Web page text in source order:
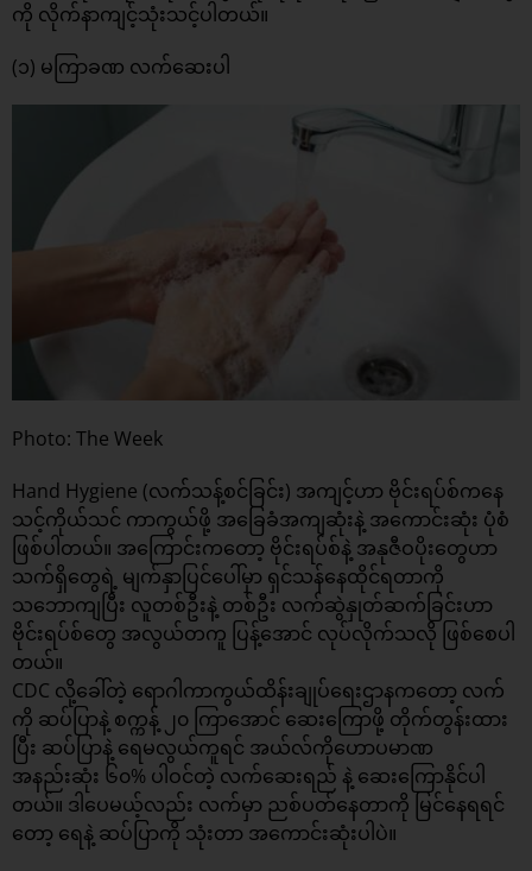
ကို လိုက်နာကျင့်သုံးသင့်ပါတယ်။
(၁) မကြာခဏ လက်ဆေးပါ
Photo: The Week
Hand Hygiene (လက်သန့်စင်ခြင်း) အကျင့်ဟာ ဗိုင်းရပ်စ်ကနေ
သင့်ကိုယ်သင် ကာကွယ်ဖို့ အခြေခံအကျဆုံးနဲ့ အကောင်းဆုံး ပုံစံ
ဖြစ်ပါတယ်။ အကြောင်းကတော့ ဗိုင်းရပ်စ်နဲ့ အနုဇီဝပိုးတွေဟာ
သက်ရှိတွေရဲ့ မျက်နှာပြင်ပေါ်မှာ ရှင်သန်နေထိုင်ရတာကို
သဘောကျပြီး လူတစ်ဦးနဲ့ တစ်ဦး လက်ဆွဲနှုတ်ဆက်ခြင်းဟာ
ဗိုင်းရပ်စ်တွေ အလွယ်တကူ ပြန့်အောင် လုပ်လိုက်သလို ဖြစ်စေပါ
တယ်။
CDC လို့ခေါ်တဲ့ ရောဂါကာကွယ်ထိန်းချုပ်ရေးဌာနကတော့ လက်
ကို ဆပ်ပြာနဲ့ စက္ကန့် ၂၀ ကြာအောင် ဆေးကြောဖို့ တိုက်တွန်းထား
ပြီး ဆပ်ပြာနဲ့ ရေမလွယ်ကူရင် အယ်လ်ကိုဟောပမာဏ
အနည်းဆုံး ၆၀% ပါဝင်တဲ့ လက်ဆေးရည် နဲ့ ဆေးကြောနိုင်ပါ
တယ်။ ဒါပေမယ့်လည်း လက်မှာ ညစ်ပတ်နေတာကို မြင်နေရရင်
တော့ ရေနဲ့ ဆပ်ပြာကို သုံးတာ အကောင်းဆုံးပါပဲ။